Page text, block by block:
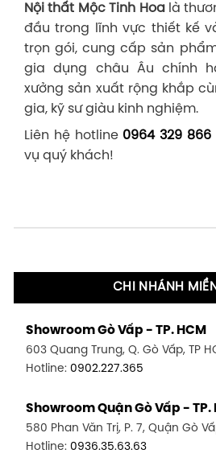
Nội thất Mộc Tinh Hoalà
đầu trong lĩnh vực thiết kế
trọn gói, cung cấp sản
gia dụng châu Âu chính
xưởng sản xuất rộng khắp
gia, kỹ sư giàu kinh nghiệm.
Liên hệ hotline 0964 329 866
vụ quý khách!
CHI NHÁNH
Showroom Gò Vấp - TP. HCM
603 Quang Trung, Q. Gò Vấp, TP
Hotline: 0902.227.365
Showroom Quận Gò Vấp - TP.
580 Phan Văn Trị, P. 7, Quận Gò
Hotline: 0936.35.63.63